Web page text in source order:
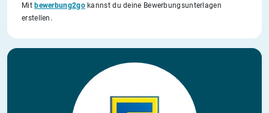
Mitbewerbung2gokannst du deine Bewerbungsunterlagen
erstellen.